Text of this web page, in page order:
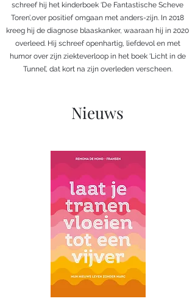
schreef hij het kinderboek ‘De Fantastische Scheve
Toren’,over positief omgaan met anders-zijn. In 2018
kreeg hij de diagnose blaaskanker, waaraan hij in 2020
overleed. Hij schreef openhartig, liefdevol en met
humor over zijn ziekteverloop in het boek ‘Licht in de
Tunnel’, dat kort na zijn overleden verscheen.
Nieuws